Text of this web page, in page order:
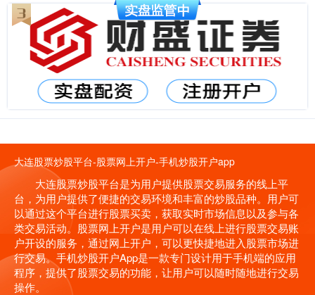
大连股票炒股平台-股票网上开户-手机炒股开户app
大连股票炒股平台是为用户提供股票交易服务的线上平
台，为用户提供了便捷的交易环境和丰富的炒股品种。用户可
以通过这个平台进行股票买卖，获取实时市场信息以及参与各
类交易活动。股票网上开户是用户可以在线上进行股票交易账
户开设的服务，通过网上开户，可以更快捷地进入股票市场进
行交易。手机炒股开户App是一款专门设计用于手机端的应用
程序，提供了股票交易的功能，让用户可以随时随地进行交易
操作。